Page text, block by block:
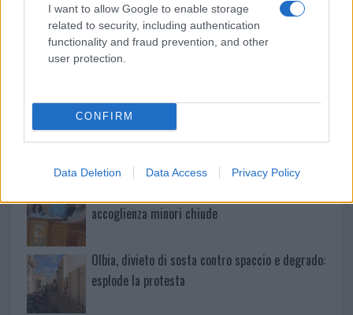
I want to allow Google to enable storage
related to security, including authentication
functionality and fraud prevention, and other
user protection.
CONFIRM
Data Deletion Data Access Privacy Policy
Maddalena, incendio a Monti d’à rena
Le previsioni meteo per il weekend a Olbia e in
Michelle Hunziker in Gallura, bella anche dal
vivo: un amico vip svela come fa
accoglienza minori chiude
Olbia, divieto di sosta contro spaccio e degrado:
esplode la protesta